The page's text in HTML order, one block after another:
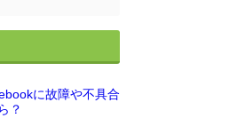
に故障や不具合
？